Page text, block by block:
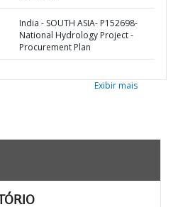
India - SOUTH ASIA- P152698-
National Hydrology Project -
Procurement Plan
Exibir mais